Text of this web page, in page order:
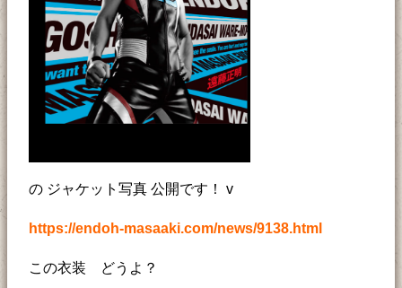
の ジャケット写真 公開です！ v
https://endoh-masaaki.com/news/9138.html
この衣装 どうよ？